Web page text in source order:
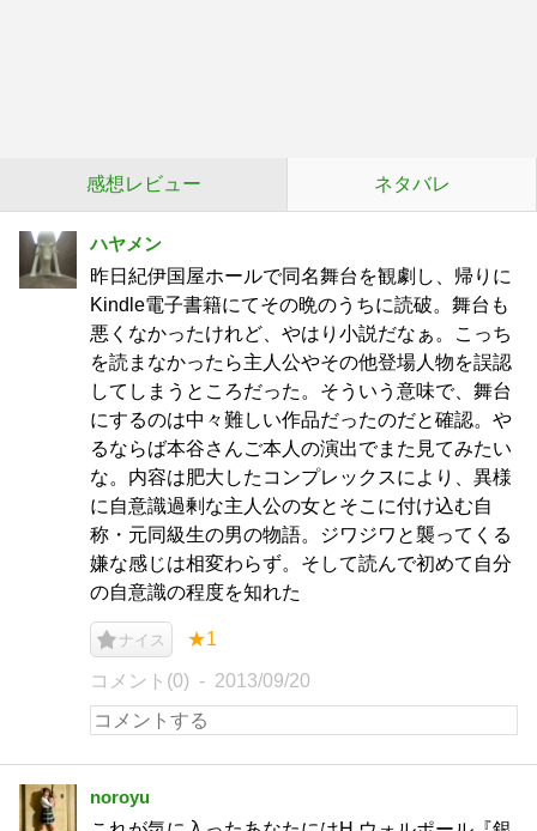
感想レビュー ネタバレ
ハヤメン
昨日紀伊国屋ホールで同名舞台を観劇し、帰りに
Kindle電子書籍にてその晩のうちに読破。舞台も
悪くなかったけれど、やはり小説だなぁ。こっち
を読まなかったら主人公やその他登場人物を誤認
してしまうところだった。そういう意味で、舞台
にするのは中々難しい作品だったのだと確認。や
るならば本谷さんご本人の演出でまた見てみたい
な。内容は肥大したコンプレックスにより、異様
に自意識過剰な主人公の女とそこに付け込む自
称・元同級生の男の物語。ジワジワと襲ってくる
嫌な感じは相変わらず。そして読んで初めて自分
の自意識の程度を知れた
ナイス ★1
コメント(0) 2013/09/20
noroyu